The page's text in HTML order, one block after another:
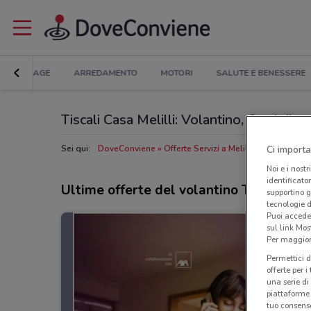
BRICOLAGE ARREDAMENTO MOTORI SALUTE E BENESSERE
Tiscali Casa Melilli: Volantino, Orari di
Sei qui: DoveConviene Offerte Servizi a Melilli Negozi
Ultime offerte del volantino Tiscali
Ci
Noi e i nostri
supportino
tecnologie
Puoi
sul link
Per
Permettici
offerte per
una serie
piattaforme
tuo